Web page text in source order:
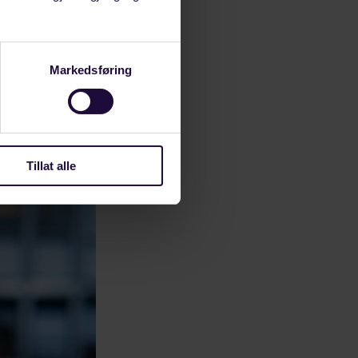
Markedsføring
Tillat alle
og
sitt.
jeg på et
og